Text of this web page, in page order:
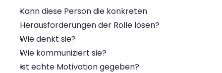
Kann diese Person die konkreten
Herausforderungen der Rolle lösen?
Wie denkt sie?
Wie kommuniziert sie?
Ist echte Motivation gegeben?